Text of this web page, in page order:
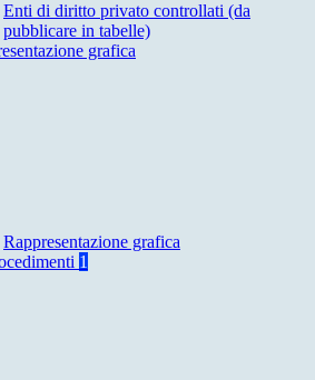
Enti di diritto privato controllati (da
pubblicare in tabelle)
grafica
Rappresentazione grafica
1